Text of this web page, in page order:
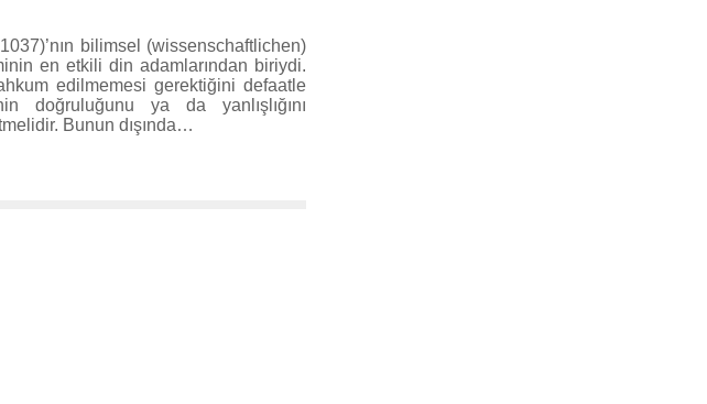
bilimsel (wissenschaftlichen)
en etkili din adamlarından biriydi.
edilmemesi gerektiğini defaatle
doğruluğunu ya da yanlışlığını
Bunun dışında…